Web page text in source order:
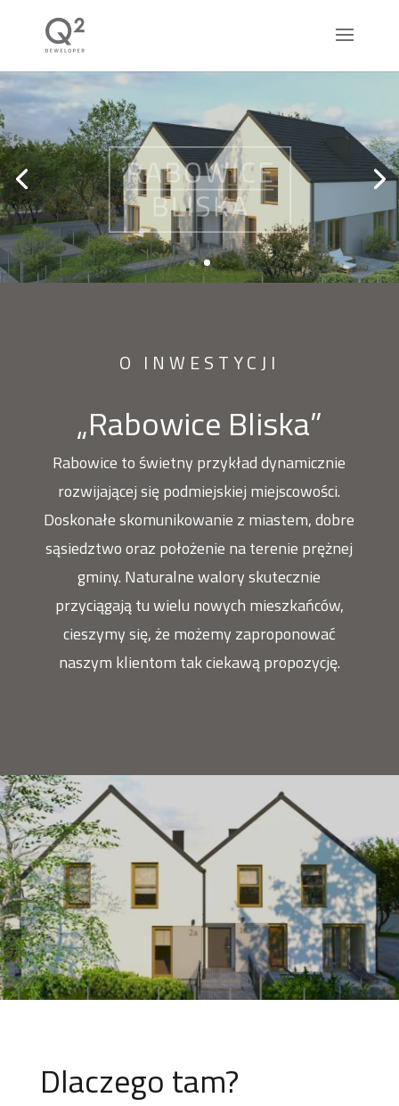
O INWESTYCJI
„Rabowice Bliska”
Rabowice to świetny przykład dynamicznie
rozwijającej się podmiejskiej miejscowości.
Doskonałe skomunikowanie z miastem, dobre
sąsiedztwo oraz położenie na terenie prężnej
gminy. Naturalne walory skutecznie
przyciągają tu wielu nowych mieszkańców,
cieszymy się, że możemy zaproponować
naszym klientom tak ciekawą propozycję.
Dlaczego tam?